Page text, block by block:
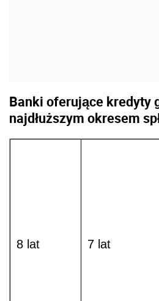
Banki oferujące kredyty
najdłuższym okresem
8 lat 7 lat